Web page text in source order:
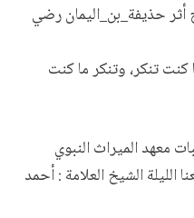
حذيفة_بن_اليمان رضي
كنت تنكر، وتنكر ما كنت
معهد الميراث النبوي
الليلة الشيخ العلامة : أحمد